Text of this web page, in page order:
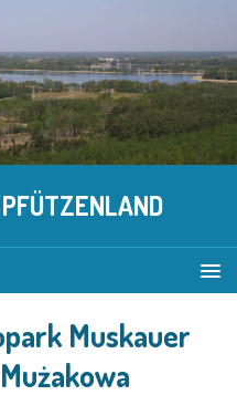
Muskauer